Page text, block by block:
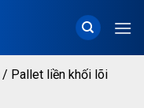
/ Pallet liền khối lõi